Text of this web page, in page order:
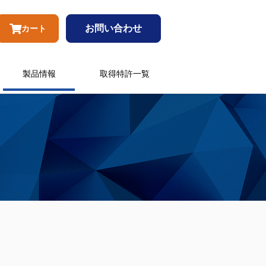
カート お問い合わせ
製品情報 取得特許一覧